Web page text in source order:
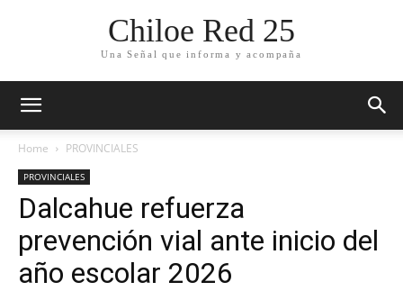
Chiloe Red 25
Una Señal que informa y acompaña
Home PROVINCIALES
PROVINCIALES
Dalcahue refuerza
prevención vial ante inicio del
año escolar 2026